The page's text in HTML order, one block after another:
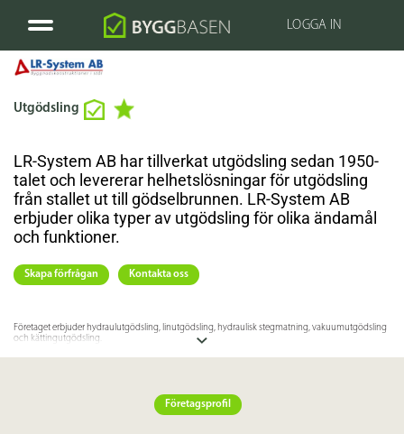
LOGGA IN
Utgödsling
LR-System AB har tillverkat utgödsling sedan 1950-
talet och levererar helhetslösningar för utgödsling
från stallet ut till gödselbrunnen. LR-System AB
erbjuder olika typer av utgödsling för olika ändamål
och funktioner.
Skapa förfrågan Kontakta oss
Företaget erbjuder hydraulutgödsling, linutgödsling, hydraulisk stegmatning, vakuumutgödsling
och kättingutgödsling.
Besök hemsidan via länken ndan för mer information om utgödslingar från LR-System AB
Företagsprofil